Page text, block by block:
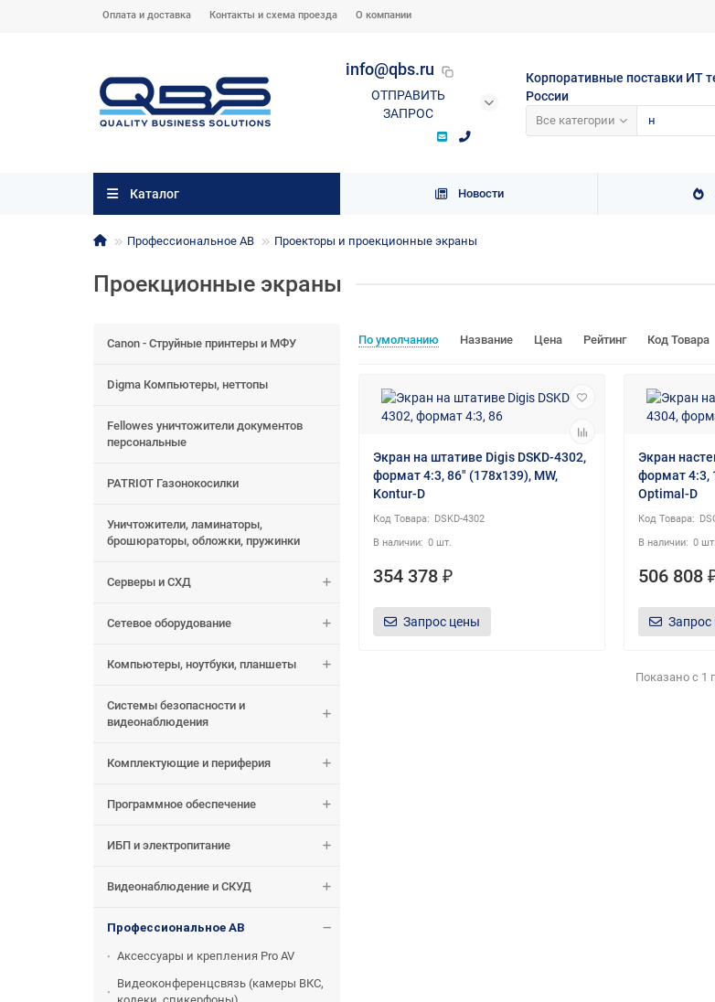
Оплата и доставка Контакты и схема проезда О компании
Корпоративные поставки ИТ
России
Все категории
info@qbs.ru
ОТПРАВИТЬ
ЗАПРОС
Каталог Новости
Профессиональное АВ Проекторы и проекционные экраны
Проекционные экраны
Canon - Струйные принтеры и МФУ
Digma Компьютеры, неттопы
Fellowes уничтожители документов
персональные
PATRIOT Газонокосилки
Уничтожители, ламинаторы,
брошюраторы, обложки, пружинки
Серверы и СХД
Сетевое оборудование
Компьютеры, ноутбуки, планшеты
Системы безопасности и
видеонаблюдения
Комплектующие и периферия
Программное обеспечение
ИБП и электропитание
Видеонаблюдение и СКУД
Профессиональное АВ
Аксессуары и крепления Pro AV
Видеоконференцсвязь (камеры ВКС,
По умолчанию Название Цена Рейтинг Код Товара
Экран на штативе Digis DSKD-4302,
формат 4:3, 86" (178x139), MW,
Kontur-D
DSKD-4302
0 шт.
354 378 ₽
Запрос цены
Экран
формат 4:3,
Optimal-D
0 шт.
506 808
Запрос
Показано с 1